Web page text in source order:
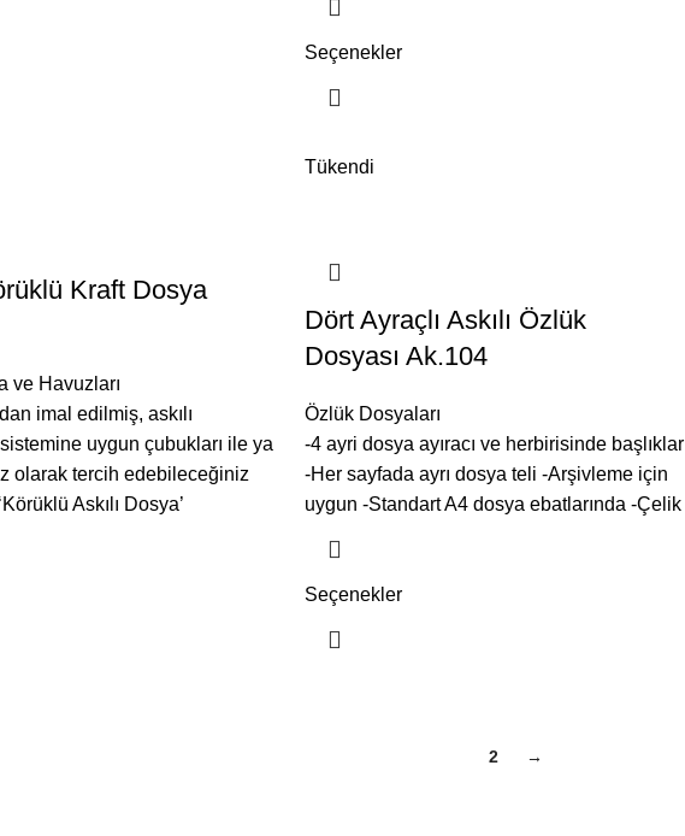
Seçenekler
Kraft Dosya
ve Havuzları
imal edilmiş, askılı
uygun çubukları ile ya
olarak tercih edebileceğiniz
Askılı Dosya’
Tükendi
Dört Ayraçlı Askılı Özlük
Dosyası Ak.104
Özlük Dosyaları
-4 ayri dosya ayıracı ve herbirisinde başlıklar
-Her sayfada ayrı dosya teli -Arşivleme için
uygun -Standart A4 dosya ebatlarında -Çelik
Seçenekler
2 →